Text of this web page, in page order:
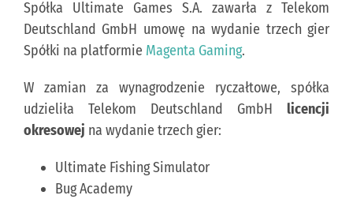
SPÓŁKA
KONTAKT
PUBLISHING (EN)
Spółka Ultimate Games S.A. zawarła z Telekom
Deutschland GmbH umowę na wydanie trzech gier
Spółki na platformie Magenta Gaming.
W zamian za wynagrodzenie ryczałtowe, spółka
udzieliła Telekom Deutschland GmbHlicencji
okresowej na wydanie trzech gier:
Ultimate Fishing Simulator
Bug Academy